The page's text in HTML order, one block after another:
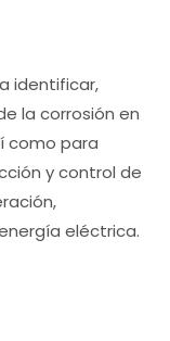
identificar,
la corrosión en
como para
y control de
eléctrica.